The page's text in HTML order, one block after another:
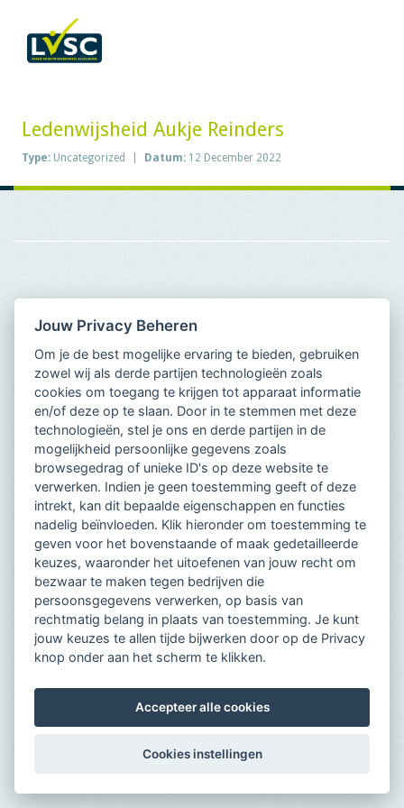
Ledenwijsheid Aukje Reinders
Type: Uncategorized Datum: 12 December 2022
Jouw Privacy Beheren
Om je de best mogelijke ervaring te bieden, gebruiken
zowel wij als derde partijen technologieën zoals
cookies om toegang te krijgen tot apparaat informatie
en/of deze op te slaan. Door in te stemmen met deze
technologieën, stel je ons en derde partijen in de
mogelijkheid persoonlijke gegevens zoals
browsegedrag of unieke ID's op deze website te
verwerken. Indien je geen toestemming geeft of deze
intrekt, kan dit bepaalde eigenschappen en functies
nadelig beïnvloeden. Klik hieronder om toestemming te
geven voor het bovenstaande of maak gedetailleerde
keuzes, waaronder het uitoefenen van jouw recht om
bezwaar te maken tegen bedrijven die
persoonsgegevens verwerken, op basis van
rechtmatig belang in plaats van toestemming. Je kunt
jouw keuzes te allen tijde bijwerken door op de Privacy
knop onder aan het scherm te klikken.
Accepteer alle cookies
Cookies instellingen